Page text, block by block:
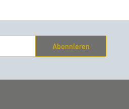
Abonnieren